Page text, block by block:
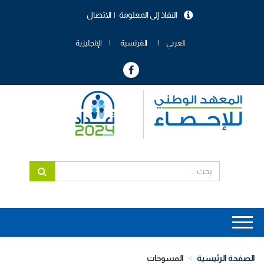
الاتصال النفاذ إلى المعلومة
العربي الفرنسية الإنجليزية
Main
navigation
الصفحة الرئيسية المسوحات